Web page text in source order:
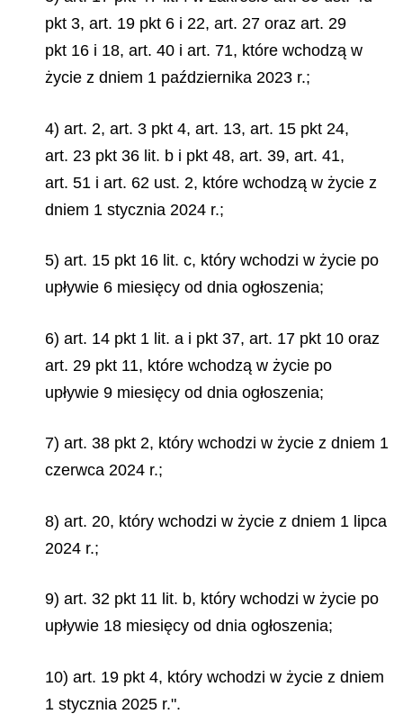
pkt 3, art. 19 pkt 6 i 22, art. 27 oraz art. 29
pkt 16 i 18, art. 40 i art. 71, które wchodzą w
życie z dniem 1 października 2023 r.;
4) art. 2, art. 3 pkt 4, art. 13, art. 15 pkt 24,
art. 23 pkt 36 lit. b i pkt 48, art. 39, art. 41,
art. 51 i art. 62 ust. 2, które wchodzą w życie z
dniem 1 stycznia 2024 r.;
5) art. 15 pkt 16 lit. c, który wchodzi w życie po
upływie 6 miesięcy od dnia ogłoszenia;
6) art. 14 pkt 1 lit. a i pkt 37, art. 17 pkt 10 oraz
art. 29 pkt 11, które wchodzą w życie po
upływie 9 miesięcy od dnia ogłoszenia;
7) art. 38 pkt 2, który wchodzi w życie z dniem 1
czerwca 2024 r.;
8) art. 20, który wchodzi w życie z dniem 1 lipca
2024 r.;
9) art. 32 pkt 11 lit. b, który wchodzi w życie po
upływie 18 miesięcy od dnia ogłoszenia;
10) art. 19 pkt 4, który wchodzi w życie z dniem
1 stycznia 2025 r.".